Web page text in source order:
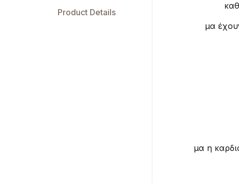
Product Details
μα
μα η